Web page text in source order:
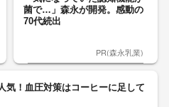
菌で…」森永が開発。感動の
70代続出
PR(森永乳業)
気！血圧対策はコーヒーに足して